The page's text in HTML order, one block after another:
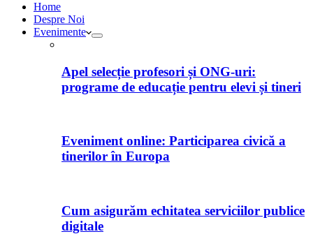
Home
Despre Noi
Evenimente
Apel selecție profesori și ONG-uri:
programe de educație pentru elevi și tineri
Eveniment online: Participarea civică a
tinerilor în Europa
Cum asigurăm echitatea serviciilor publice
digitale